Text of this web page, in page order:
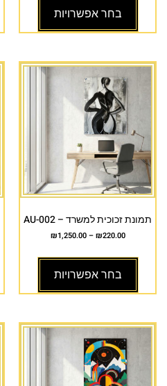
בחר אפשרויות
תמונת זכוכית למשרד – AU-002
₪220.00
–
₪1,250.00
בחר אפשרויות